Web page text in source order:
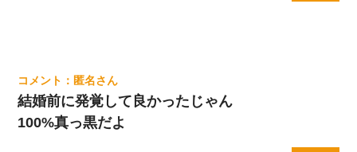
匿名
結婚前に発覚して良かったじゃん
100%真っ黒だよ